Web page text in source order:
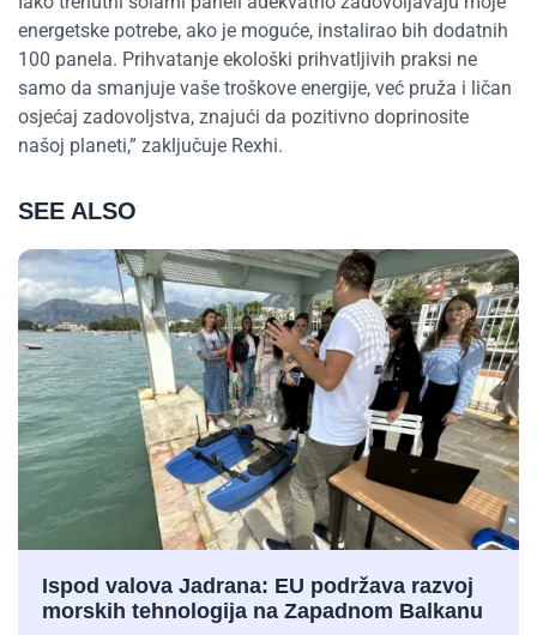
energetske potrebe, ako je moguće, instalirao bih dodatnih
100 panela. Prihvatanje ekološki prihvatljivih praksi ne
samo da smanjuje vaše troškove energije, već pruža i ličan
osjećaj zadovoljstva, znajući da pozitivno doprinosite
našoj planeti,” zaključuje Rexhi.
SEE ALSO
Ispod valova Jadrana: EU podržava razvoj
morskih tehnologija na Zapadnom Balkanu